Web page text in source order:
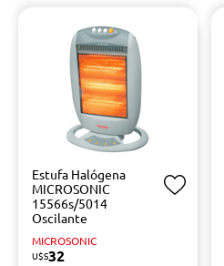
Estufa Halógena
MICROSONIC
15566s/5014
Oscilante
MICROSONIC
U$S32